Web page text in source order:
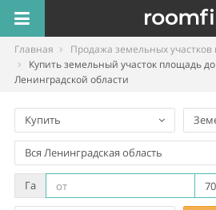
Главная
Продажа земельных участков
Купить земельный участок площадь до
Ленинградской области
Купить
Вся Ленинградская область
Га